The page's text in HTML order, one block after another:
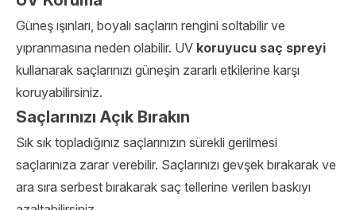
Güneş ışınları, boyalı saçların rengini soltabilir ve
yıpranmasına neden olabilir. UV koruyucu saç spreyi
kullanarak saçlarınızı güneşin zararlı etkilerine karşı
koruyabilirsiniz.
Saçlarınızı Açık Bırakın
Sık sık topladığınız saçlarınızın sürekli gerilmesi
saçlarınıza zarar verebilir. Saçlarınızı gevşek bırakarak ve
ara sıra serbest bırakarak saç tellerine verilen baskıyı